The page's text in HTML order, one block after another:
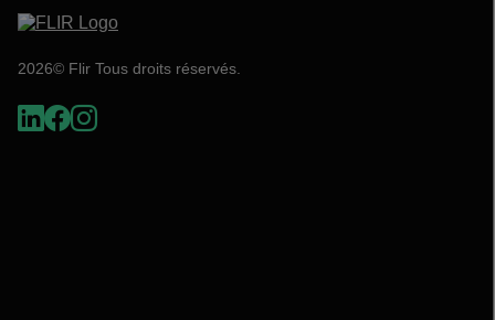
2026© Flir Tous droits réservés.